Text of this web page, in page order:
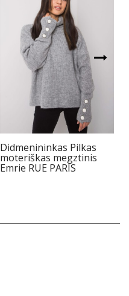
Didmenininkas Pilkas
moteriškas megztinis
Emrie RUE PARIS